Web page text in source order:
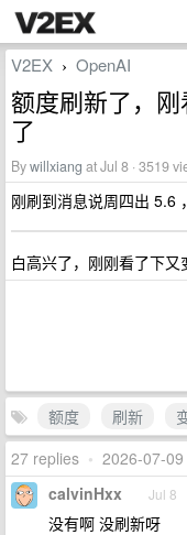
V2EX › OpenAI
额度刷新了，
了
Bywillxiang at Jul 8 · 3519
刚刷到消息说周四出 5.6
白高兴了，刚刚看了下
额度 刷新
27 replies • 2026-07-
calvinHxx Jul 8
没有啊 没刷新呀